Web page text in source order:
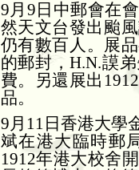
9 月 9 日中郵會在
然天文台發出颱
仍有數百人。展
的郵封，H.N.謨
費。另還展出 1912
品。
9 月 11 日香港大學
斌在港大臨時郵
1912年港大校舍